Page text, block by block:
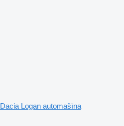
Dacia Logan automašīna